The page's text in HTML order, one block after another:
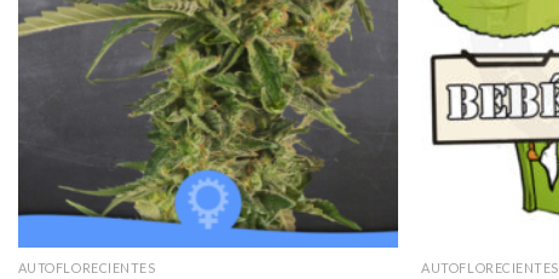
AUTOFLORECIENTES AUTOFLORECIENTES